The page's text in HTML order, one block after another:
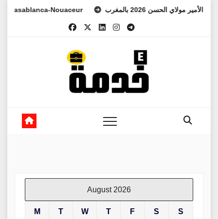
Nouaceur الأمير مولاي الحسن 2026 بالمغرب
August 2026
M T W T F S S